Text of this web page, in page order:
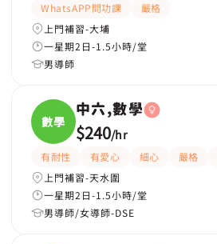
WhatsAPP問功課
嚴格
上門補習-大埔
一星期2日-1.5小時/堂
男導師
數學
中六,數學
$240/hr
有耐性 有愛心 細心 嚴格
上門補習-天水圍
一星期2日-1.5小時/堂
男導師/女導師-DSE